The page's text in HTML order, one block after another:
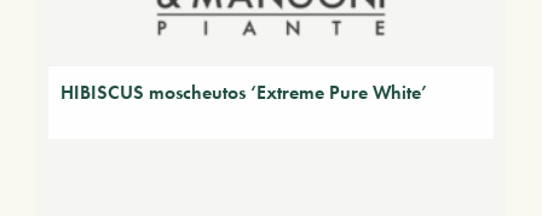
HIBISCUS moscheutos ‘Extreme Pure White’